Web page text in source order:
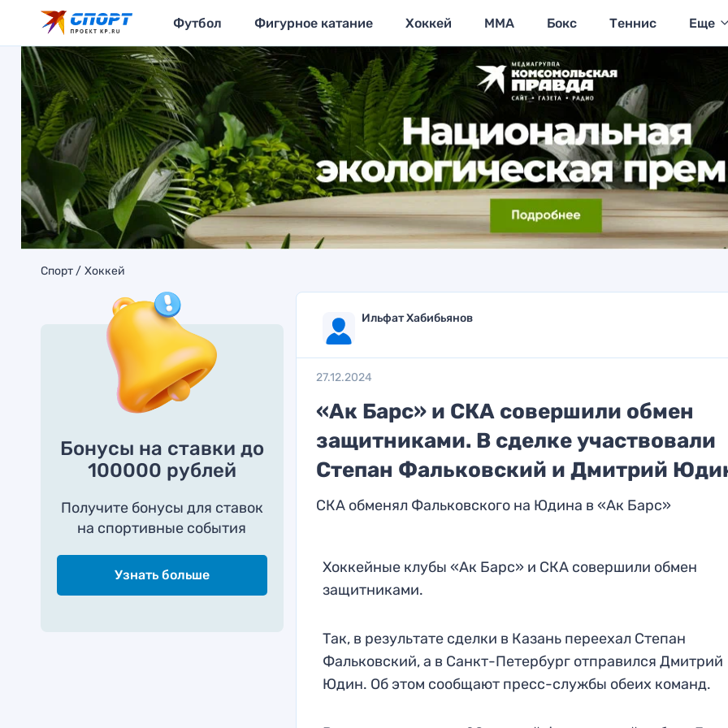
Футбол Фигурное катание Хоккей MMA Бокс Теннис Еще
Спорт Хоккей
Бонусы на ставки до
100000 рублей
Получите бонусы для ставок
на спортивные события
Узнать больше
Ильфат Хабибьянов
27.12.2024
«Ак Барс» и СКА совершили обмен
защитниками. В сделке участвовали
Степан Фальковский и Дмитрий
СКА обменял Фальковского на Юдина в «Ак Барс»
Хоккейные клубы «Ак Барс» и СКА совершили обмен
защитниками.
Так, в результате сделки в Казань переехал Степан
Фальковский, а в Санкт-Петербург отправился Дмитрий
Юдин. Об этом сообщают пресс-службы обеих команд.